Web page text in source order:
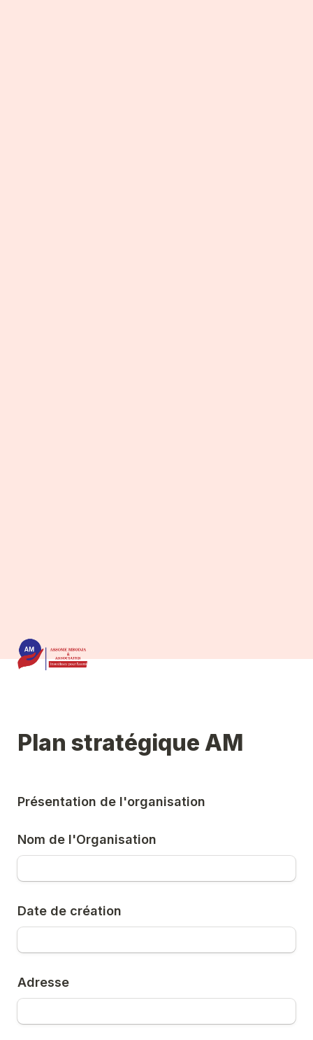
Plan stratégique AM
Présentation de l'organisation
Nom de l'Organisation
Date de création
Adresse